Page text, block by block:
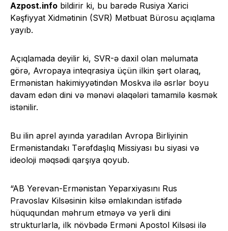
Azpost.info bildirir ki, bu barədə Rusiya Xarici
Kəşfiyyat Xidmətinin (SVR) Mətbuat Bürosu açıqlama
yayıb.
Açıqlamada deyilir ki, SVR-ə daxil olan məlumata
görə, Avropaya inteqrasiya üçün ilkin şərt olaraq,
Ermənistan hakimiyyətindən Moskva ilə əsrlər boyu
davam edən dini və mənəvi əlaqələri tamamilə kəsmək
istənilir.
Bu ilin aprel ayında yaradılan Avropa Birliyinin
Ermənistandakı Tərəfdaşlıq Missiyası bu siyasi və
ideoloji məqsədi qarşıya qoyub.
“AB Yerevan-Ermənistan Yeparxiyasını Rus
Pravoslav Kilsəsinin kilsə əmlakından istifadə
hüququndan məhrum etməyə və yerli dini
strukturlarla, ilk növbədə Erməni Apostol Kilsəsi ilə